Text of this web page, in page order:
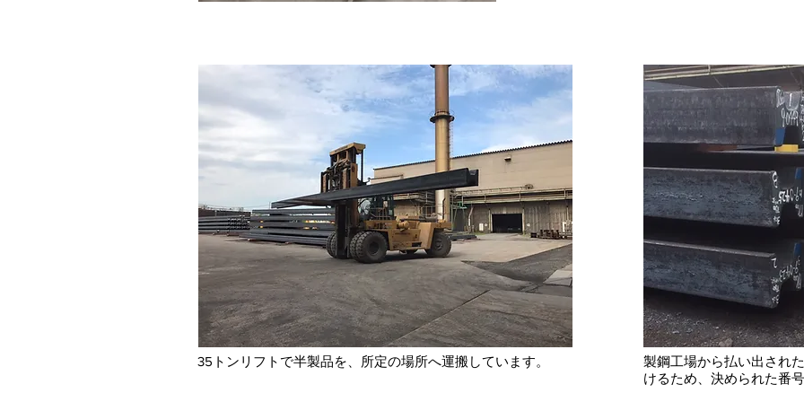
35トンリフトで半製品を、所定の場所へ運搬しています。
製鋼工場から払い出され
けるため、決められた番